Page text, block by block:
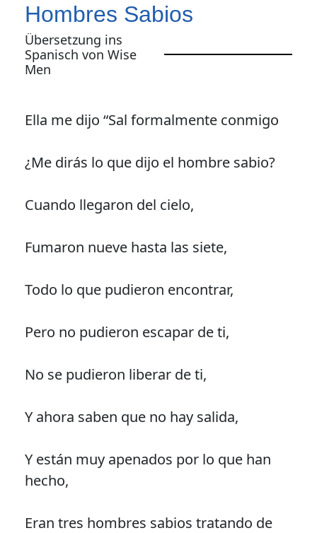
Hombres Sabios
Übersetzung ins
Spanisch von Wise
Men
Ella me dijo “Sal formalmente conmigo
¿Me dirás lo que dijo el hombre sabio?
Cuando llegaron del cielo,
Fumaron nueve hasta las siete,
Todo lo que pudieron encontrar,
Pero no pudieron escapar de ti,
No se pudieron liberar de ti,
Y ahora saben que no hay salida,
Y están muy apenados por lo que han
hecho,
Eran tres hombres sabios tratando de